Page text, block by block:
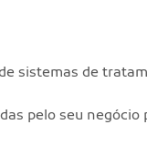
sistemas de
pelo seu